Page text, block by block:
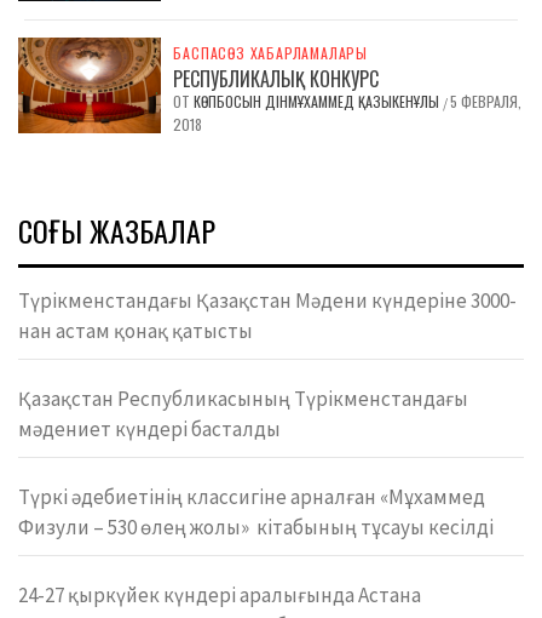
БАСПАСӨЗ ХАБАРЛАМАЛАРЫ
РЕСПУБЛИКАЛЫҚ КОНКУРС
ОТ КӨПБОСЫН ДІНМҰХАММЕД ҚАЗЫКЕНҰЛЫ /5 ФЕВРАЛЯ,
2018
СОҢҒЫ ЖАЗБАЛАР
Түрікменстандағы Қазақстан Мәдени күндеріне 3000-
нан астам қонақ қатысты
Қазақстан Республикасының Түрікменстандағы
мəдениет күндері басталды
Түркі әдебиетінің классигіне арналған «Мұхаммед
Физули – 530 өлең жолы» кітабының тұсауы кесілді
24-27 қыркүйек күндері аралығында Астана